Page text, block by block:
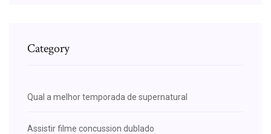
Category
Qual a melhor temporada de supernatural
Assistir filme concussion dublado